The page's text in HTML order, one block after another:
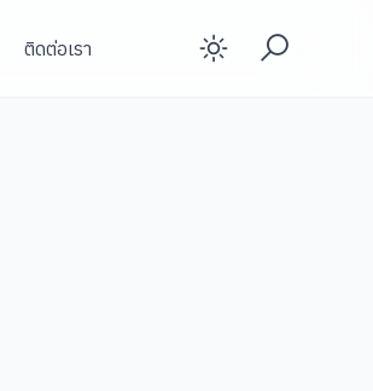
ติดต่อเรา Enable